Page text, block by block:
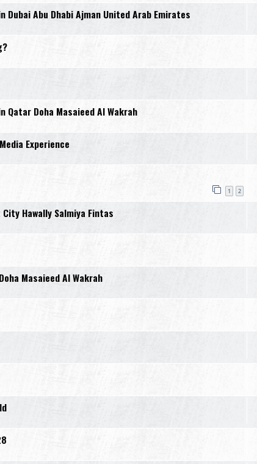
Dubai Abu Dhabi Ajman United Arab Emirates
Qatar Doha Masaieed Al Wakrah
Experience
1 2
Hawally Salmiya Fintas
Masaieed Al Wakrah